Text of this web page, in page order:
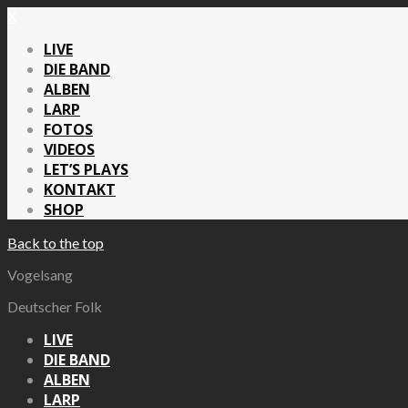
LIVE
DIE BAND
ALBEN
LARP
FOTOS
VIDEOS
LET’S PLAYS
KONTAKT
SHOP
Back to the top
Vogelsang
Deutscher Folk
LIVE
DIE BAND
ALBEN
LARP